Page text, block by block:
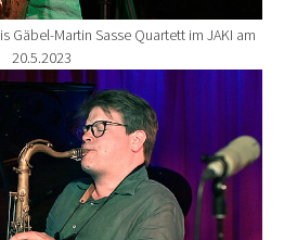
Gäbel-Martin Sasse Quartett im JAKI am
20.5.2023